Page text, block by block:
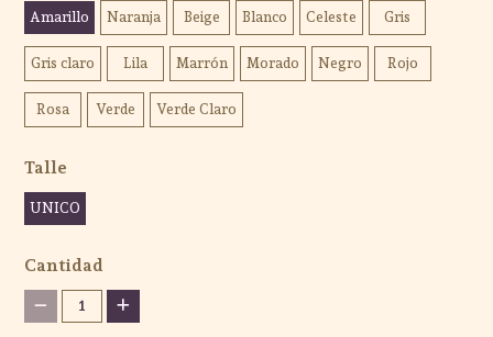
Amarillo Naranja Beige Blanco Celeste Gris
Gris claro Lila Marrón Morado Negro Rojo
Rosa Verde Verde Claro
Talle
UNICO
Cantidad
1